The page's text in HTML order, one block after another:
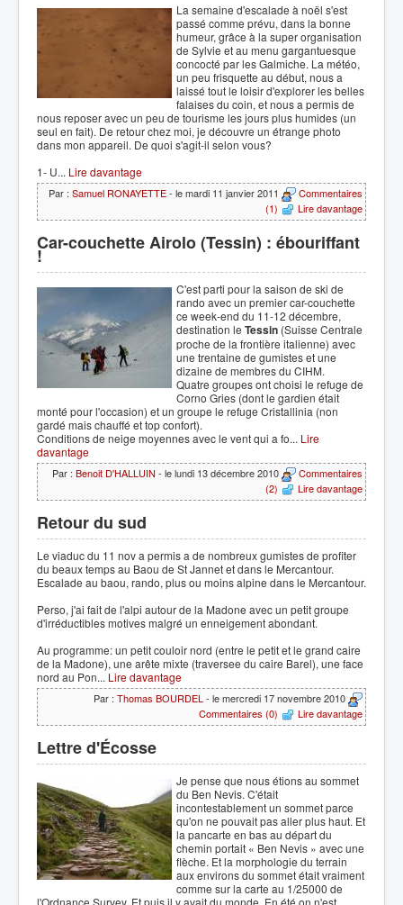
La semaine d'escalade à noël s'est
passé comme prévu, dans la bonne
humeur, grâce à la super organisation
de Sylvie et au menu gargantuesque
concocté par les Galmiche. La météo,
un peu frisquette au début, nous a
laissé tout le loisir d'explorer les belles
falaises du coin, et nous a permis de
nous reposer avec un peu de tourisme les jours plus humides (un
seul en fait). De retour chez moi, je découvre un étrange photo
dans mon appareil. De quoi s'agit-il selon vous?
1- U... Lire davantage
Par : Samuel RONAYETTE- le mardi 11 janvier 2011
Commentaires
(1)
Lire davantage
Car-couchette Airolo (Tessin) : ébouriffant
!
C'est parti pour la saison de ski de
rando avec un premier car-couchette
ce week-end du 11-12 décembre,
destination le Tessin (Suisse Centrale
proche de la frontière italienne) avec
une trentaine de gumistes et une
dizaine de membres du CIHM.
Quatre groupes ont choisi le refuge de
Corno Gries (dont le gardien était
monté pour l'occasion) et un groupe le refuge Cristallinia (non
gardé mais chauffé et top confort).
Conditions de neige moyennes avec le vent qui a fo... Lire
davantage
Par : Benoit D'HALLUIN - le lundi 13 décembre 2010
Commentaires
(2)
Lire davantage
Retour du sud
Le viaduc du 11 nov a permis a de nombreux gumistes de profiter
du beaux temps au Baou de St Jannet et dans le Mercantour.
Escalade au baou, rando, plus ou moins alpine dans le Mercantour.
Perso, j'ai fait de l'alpi autour de la Madone avec un petit groupe
d'irréductibles motives malgré un enneigement abondant.
Au programme: un petit couloir nord (entre le petit et le grand caire
de la Madone), une arête mixte (traversee du caire Barel), une face
nord au Pon... Lire davantage
Par : Thomas BOURDEL - le mercredi 17 novembre 2010
Commentaires (0)
Lire davantage
Lettre d'Écosse
Je pense que nous étions au sommet
du Ben Nevis. C'était
incontestablement un sommet parce
qu'on ne pouvait pas aller plus haut. Et
la pancarte en bas au départ du
chemin portait « Ben Nevis » avec une
flèche. Et la morphologie du terrain
aux environs du sommet était vraiment
comme sur la carte au 1/25000 de
l'Ordnance Survey. Et puis il y avait du monde. En été on n'est